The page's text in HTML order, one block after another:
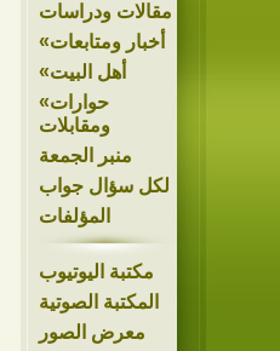
مقالات ودراسات
»أخبار ومتابعات
»أهل البيت
»حوارات
ومقابلات
منبر الجمعة
لكل سؤال جواب
المؤلفات
مكتبة اليوتيوب
المكتبة الصوتية
معرض الصور